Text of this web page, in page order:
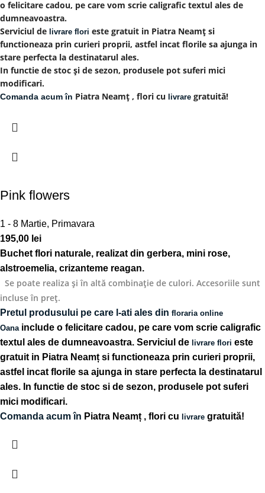
o felicitare cadou, pe care vom scrie caligrafic textul ales de
dumneavoastra.
Serviciul de livrare flori este gratuit in Piatra Neamț si
functioneaza prin curieri proprii, astfel incat florile sa ajunga in
stare perfecta la destinatarul ales.
In functie de stoc și de sezon, produsele pot suferi mici
modificari.
Comanda acum în Piatra Neamț , flori cu livrare gratuită!
Pink flowers
1 - 8 Martie, Primavara
195,00 lei
Buchet flori naturale, realizat din gerbera, mini rose,
alstroemelia, crizanteme reagan.
Se poate realiza și în altă combinație de culori. Accesoriile sunt
incluse în preț.
Pretul produsului pe care l-ati ales din floraria online
Oana include o felicitare cadou, pe care vom scrie caligrafic
textul ales de dumneavoastra. Serviciul de livrare flori este
gratuit in Piatra Neamț si functioneaza prin curieri proprii,
astfel incat florile sa ajunga in stare perfecta la destinatarul
ales. In functie de stoc si de sezon, produsele pot suferi
mici modificari.
Comanda acum în Piatra Neamț , flori cu livrare gratuită!